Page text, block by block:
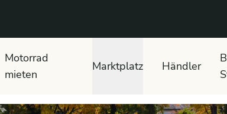
Motorrad
mieten
Marktplatz Händler